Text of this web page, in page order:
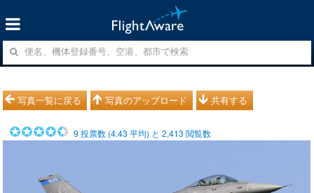
写真一覧に戻る 写真のアップロード 共有する
9 投票数 (4.43 平均) と2,413 閲覧数